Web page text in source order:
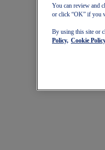
You can review and
or click “OK” if you
By using this site or
Policy, Cookie